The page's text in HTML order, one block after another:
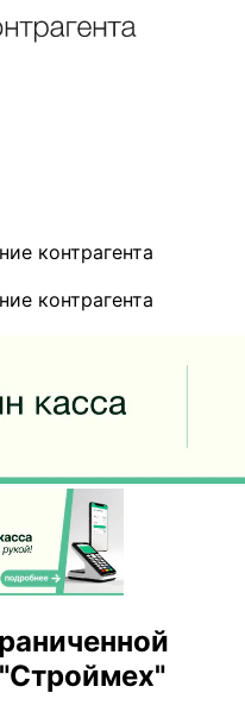
контрагента
контрагента